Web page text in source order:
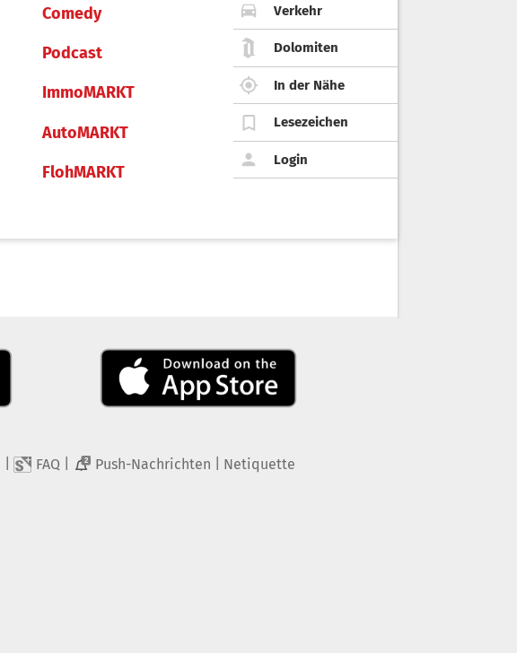
Comedy
Podcast
ImmoMARKT
AutoMARKT
FlohMARKT
Verkehr
Dolomiten
In der Nähe
Lesezeichen
Login
FAQ 2 Push-Nachrichten Netiquette